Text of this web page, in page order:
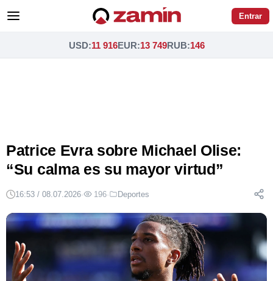
Entrar
USD:11 916EUR:13 749RUB:146
Patrice Evra sobre Michael Olise:
“Su calma es su mayor virtud”
16:53 / 08.07.2026· 196· Deportes